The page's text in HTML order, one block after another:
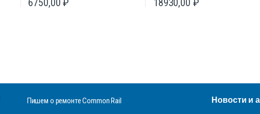
Пишем о ремонте Common Rail Новости и